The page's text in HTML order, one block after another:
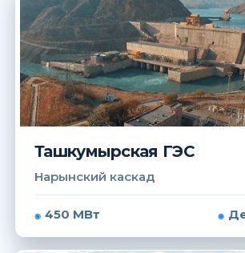
Ташкумырская ГЭС
Нарынский каскад
450 МВт